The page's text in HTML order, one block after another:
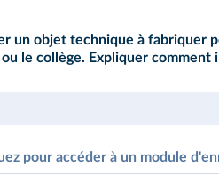
un objet technique à fabriquer
le collège. Expliquer comment
pour accéder à un module